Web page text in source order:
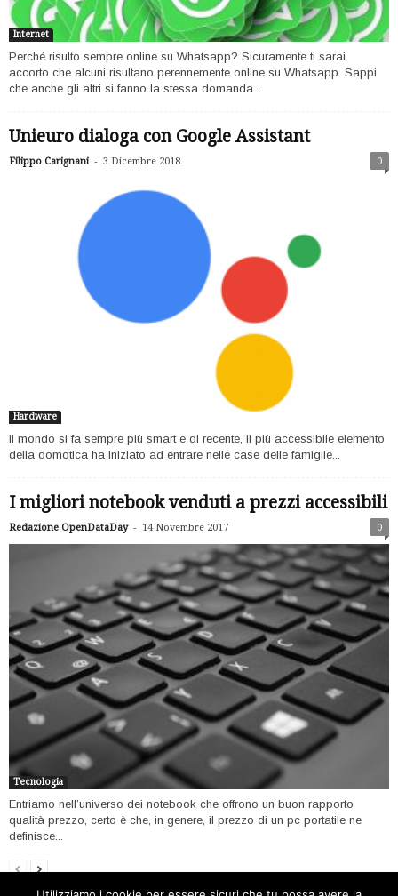
Internet
Perché risulto sempre online su Whatsapp? Sicuramente ti sarai
accorto che alcuni risultano perennemente online su Whatsapp. Sappi
che anche gli altri si fanno la stessa domanda...
Unieuro dialoga con Google Assistant
Filippo Carignani - 3 Dicembre 2018 0
Hardware
Il mondo si fa sempre più smart e di recente, il più accessibile elemento
della domotica ha iniziato ad entrare nelle case delle famiglie...
I migliori notebook venduti a prezzi accessibili
Redazione OpenDataDay - 14 Novembre 2017 0
Tecnologia
Entriamo nell’universo dei notebook che offrono un buon rapporto
qualità prezzo, certo è che, in genere, il prezzo di un pc portatile ne
definisce...